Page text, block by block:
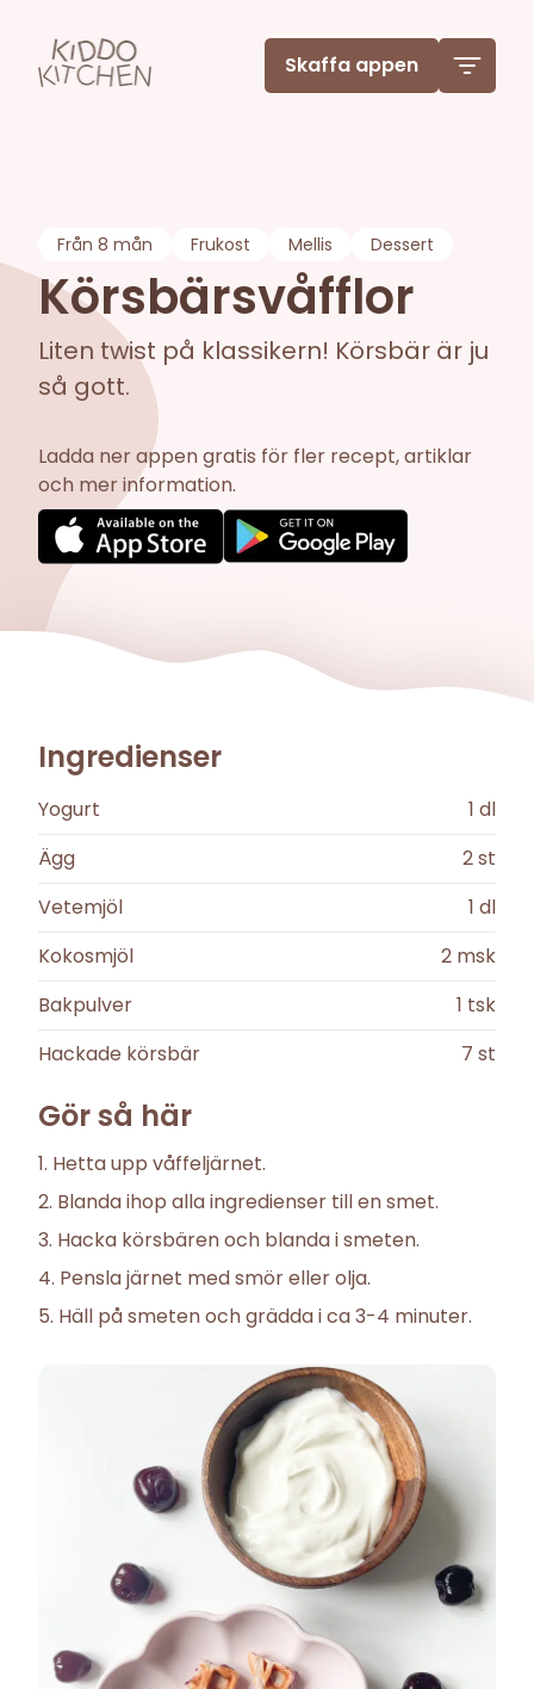
Skaffa appen
Från 8 mån Frukost Mellis Dessert
Körsbärsvåfflor
Liten twist på klassikern! Körsbär är ju
så gott.
Ladda ner appen gratis för fler recept, artiklar
och mer information.
Ingredienser
Yogurt 1 dl
Ägg
2st
Vetemjöl
1 dl
Kokosmjöl
2 msk
Bakpulver
1 tsk
Hackade körsbär
7 st
Gör så här
Hetta upp våffeljärnet.
Blanda ihop alla ingredienser till en smet.
Hacka körsbären och blanda i smeten.
Pensla järnet med smör eller olja.
Häll på smeten och grädda i ca 3-4 minuter.